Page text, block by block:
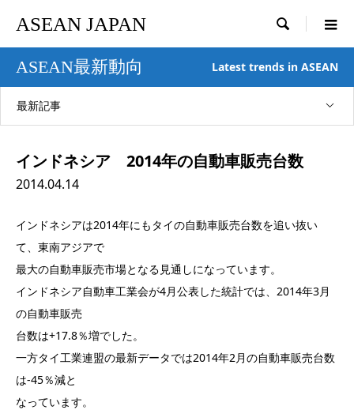
ASEAN JAPAN 
ASEAN最新動向 Latest trends in ASEAN
最新記事
インドネシア 2014年の自動車販売台数
2014.04.14
インドネシアは2014年にもタイの自動車販売台数を追い抜い
て、東南アジアで
最大の自動車販売市場となる見通しになっています。
インドネシア自動車工業会が4月公表した統計では、2014年3月
の自動車販売
台数は+17.8％増でした。
一方タイ工業連盟の最新データでは2014年2月の自動車販売台数
は-45％減と
なっています。